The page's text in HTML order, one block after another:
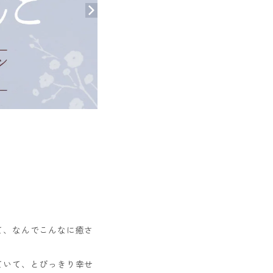
なんでこんなに癒さ
て、とびっきり幸せ